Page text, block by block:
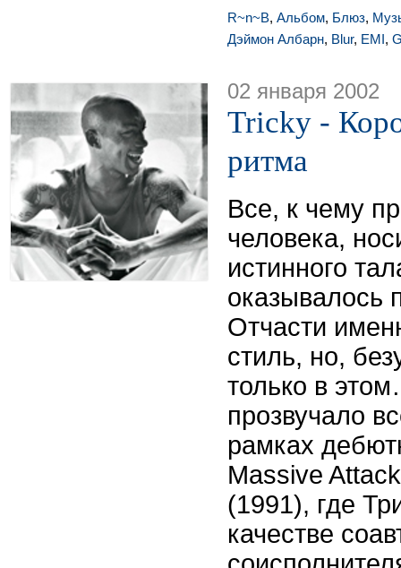
R~n~B, Альбом, Блюз,
Дэймон Албарн, Blur, EMI,
02 января 2002
Tricky -
ритма
Все, к чему
человека,
истинного
оказывалось
Отчасти
стиль, но,
только в
прозвучало
рамках
Massive
(1991), где
качестве